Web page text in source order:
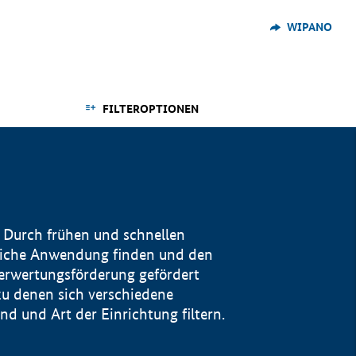
WIPANO
FILTEROPTIONEN
frühen und schnellen
Anwendung finden und den
gefördert
denen sich verschiedene
und Art der Einrichtung filtern.